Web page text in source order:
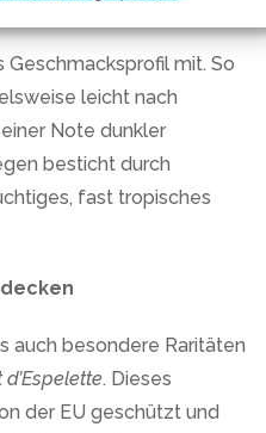
mit. So
leicht nach
Note dunkler
besticht durch
fast tropisches
auch besondere Raritäten
. Dieses
der EU geschützt und